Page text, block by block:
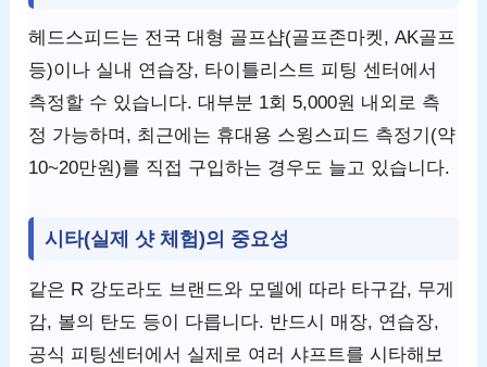
헤드스피드는 전국 대형 골프샵(골프존마켓, AK골프
등)이나 실내 연습장, 타이틀리스트 피팅 센터에서
측정할 수 있습니다. 대부분 1회 5,000원 내외로 측
정 가능하며, 최근에는 휴대용 스윙스피드 측정기(약
10~20만원)를 직접 구입하는 경우도 늘고 있습니다.
시타(실제 샷 체험)의 중요성
같은 R 강도라도 브랜드와 모델에 따라 타구감, 무게
감, 볼의 탄도 등이 다릅니다. 반드시 매장, 연습장,
공식 피팅센터에서 실제로 여러 샤프트를 시타해보